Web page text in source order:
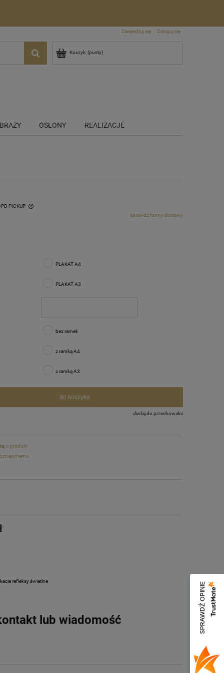
Zarejestruj się Zaloguj się
Koszyk:(pusty)
OSŁONY REALIZACJE
PICKUP
sprawdź formy dostawy
PLAKAT A4
PLAKAT A3
bez ramek
z ramką A4
z ramką A3
do koszyka
dodaj do przechowalni
o produkt
znajomemu
refleksy świetlne
lub wiadomość SPRAWDŹ OPINIE